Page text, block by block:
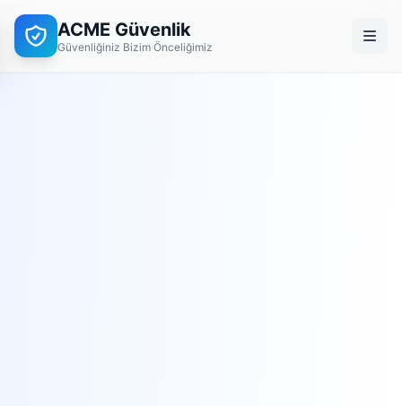
ACME Güvenlik
Güvenliğiniz Bizim Önceliğimiz